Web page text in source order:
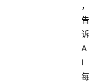
，
告
诉
A
I
每